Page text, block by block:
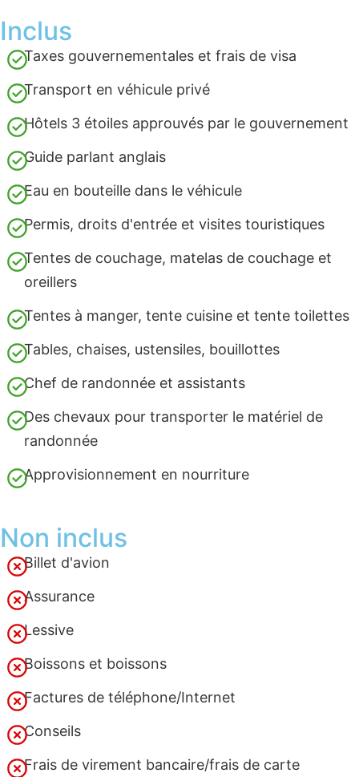
Inclus
Taxes gouvernementales et frais de visa
Transport en véhicule privé
Hôtels 3 étoiles approuvés par le gouvernement
Guide parlant anglais
Eau en bouteille dans le véhicule
Permis, droits d'entrée et visites touristiques
Tentes de couchage, matelas de couchage et
oreillers
Tentes à manger, tente cuisine et tente toilettes
Tables, chaises, ustensiles, bouillottes
Chef de randonnée et assistants
Des chevaux pour transporter le matériel de
randonnée
Approvisionnement en nourriture
Non inclus
Billet d'avion
Assurance
Lessive
Boissons et boissons
Factures de téléphone/Internet
Conseils
Frais de virement bancaire/frais de carte